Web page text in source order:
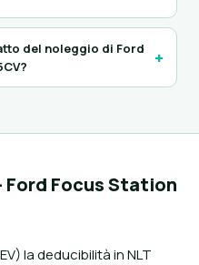
del noleggio di Ford
+
Focus Station
la deducibilità in NLT